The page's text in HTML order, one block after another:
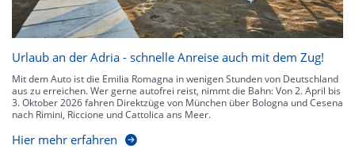
Urlaub an der Adria - schnelle Anreise auch mit dem Zug!
Mit dem Auto ist die Emilia Romagna in wenigen Stunden von Deutschland
aus zu erreichen. Wer gerne autofrei reist, nimmt die Bahn: Von 2. April bis
3. Oktober 2026 fahren Direktzüge von München über Bologna und Cesena
nach Rimini, Riccione und Cattolica ans Meer.
Hier mehr erfahren